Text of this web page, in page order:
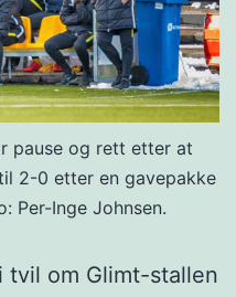
pause og rett etter at
2-0 etter en gavepakke
Per-Inge Johnsen.
om Glimt-stallen